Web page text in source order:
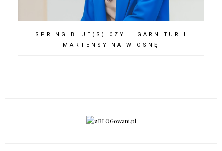
SPRING BLUE(S) CZYLI GARNITUR I
MARTENSY NA WIOSNĘ